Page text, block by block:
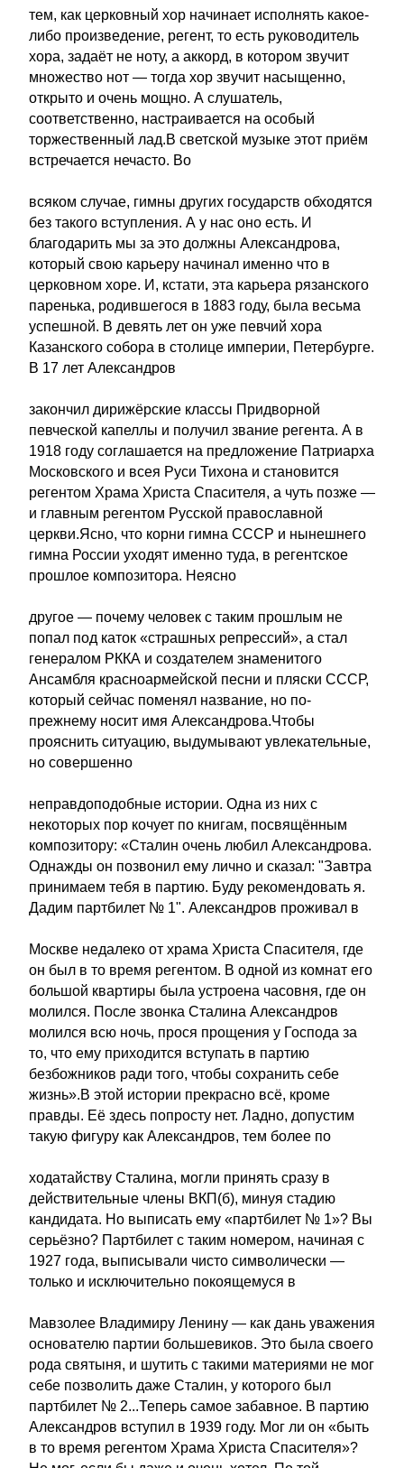
тем, как церковный хор начинает исполнять какое-
либо произведение, регент, то есть руководитель
хора, задаёт не ноту, а аккорд, в котором звучит
множество нот — тогда хор звучит насыщенно,
открыто и очень мощно. А слушатель,
соответственно, настраивается на особый
торжественный лад.В светской музыке этот приём
встречается нечасто. Во
всяком случае, гимны других государств обходятся
без такого вступления. А у нас оно есть. И
благодарить мы за это должны Александрова,
который свою карьеру начинал именно что в
церковном хоре. И, кстати, эта карьера рязанского
паренька, родившегося в 1883 году, была весьма
успешной. В девять лет он уже певчий хора
Казанского собора в столице империи, Петербурге.
В 17 лет Александров
закончил дирижёрские классы Придворной
певческой капеллы и получил звание регента. А в
1918 году соглашается на предложение Патриарха
Московского и всея Руси Тихона и становится
регентом Храма Христа Спасителя, а чуть позже —
и главным регентом Русской православной
церкви.Ясно, что корни гимна СССР и нынешнего
гимна России уходят именно туда, в регентское
прошлое композитора. Неясно
другое — почему человек с таким прошлым не
попал под каток «страшных репрессий», а стал
генералом РККА и создателем знаменитого
Ансамбля красноармейской песни и пляски СССР,
который сейчас поменял название, но по-
прежнему носит имя Александрова.Чтобы
прояснить ситуацию, выдумывают увлекательные,
но совершенно
неправдоподобные истории. Одна из них с
некоторых пор кочует по книгам, посвящённым
композитору: «Сталин очень любил Александрова.
Однажды он позвонил ему лично и сказал: "Завтра
принимаем тебя в партию. Буду рекомендовать я.
Дадим партбилет № 1". Александров проживал в
Москве недалеко от храма Христа Спасителя, где
он был в то время регентом. В одной из комнат его
большой квартиры была устроена часовня, где он
молился. После звонка Сталина Александров
молился всю ночь, прося прощения у Господа за
то, что ему приходится вступать в партию
безбожников ради того, чтобы сохранить себе
жизнь».В этой истории прекрасно всё, кроме
правды. Её здесь попросту нет. Ладно, допустим
такую фигуру как Александров, тем более по
ходатайству Сталина, могли принять сразу в
действительные члены ВКП(б), минуя стадию
кандидата. Но выписать ему «партбилет № 1»? Вы
серьёзно? Партбилет с таким номером, начиная с
1927 года, выписывали чисто символически —
только и исключительно покоящемуся в
Мавзолее Владимиру Ленину — как дань уважения
основателю партии большевиков. Это была своего
рода святыня, и шутить с такими материями не мог
себе позволить даже Сталин, у которого был
партбилет № 2...Теперь самое забавное. В партию
Александров вступил в 1939 году. Мог ли он «быть
в то время регентом Храма Христа Спасителя»?